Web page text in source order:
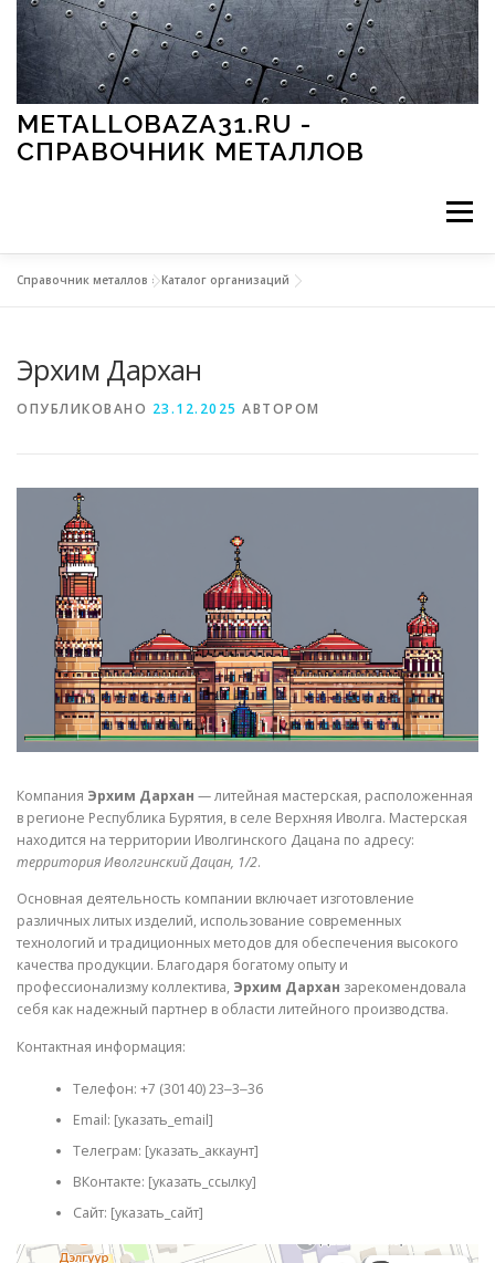
Перейти к содержимому
METALLOBAZA31.RU -
СПРАВОЧНИК МЕТАЛЛОВ
Меню
МЕТАЛЛЫ И ОКРУЖАЮЩАЯ СРЕДА
СВОЙСТВА МЕТАЛЛОВ
СТАТЬИ
Справочник металлов »Каталог организаций
Эрхим Дархан
ОПУБЛИКОВАНО 23.12.2025 АВТОРОМ
Компания Эрхим Дархан — литейная мастерская, расположенная
в регионе Республика Бурятия, в селе Верхняя Иволга. Мастерская
находится на территории Иволгинского Дацана по адресу:
территория Иволгинский Дацан, 1/2.
Основная деятельность компании включает изготовление
различных литых изделий, использование современных
технологий и традиционных методов для обеспечения высокого
качества продукции. Благодаря богатому опыту и
профессионализму коллектива, Эрхим Дархан зарекомендовала
себя как надежный партнер в области литейного производства.
Контактная информация:
Телефон: +7 (30140) 23‒3‒36
Email: [указать_email]
Телеграм: [указать_аккаунт]
ВКонтакте: [указать_ссылку]
Сайт: [указать_сайт]